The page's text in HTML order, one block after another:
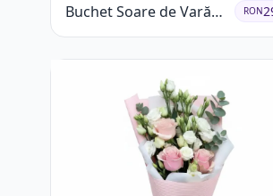
Buchet Soare de Vară
cu Trandafiri Galbeni și
RON